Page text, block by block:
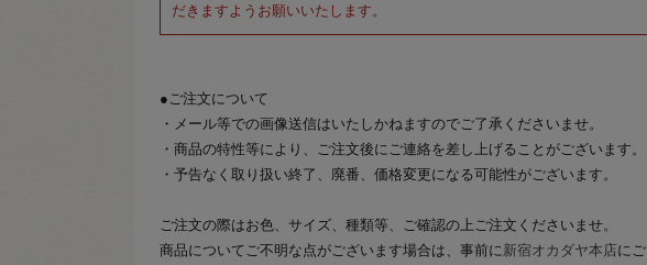
だきますようお願いいたします。
●ご注文について
・メール等での画像送信はいたしかねますのでご了承くださいませ。
・商品の特性等により、ご注文後にご連絡を差し上げることがございます。
・予告なく取り扱い終了、廃番、価格変更になる可能性がございます。
ご注文の際はお色、サイズ、種類等、ご確認の上ご注文くださいませ。
商品についてご不明な点がございます場合は、事前に 新宿オカダヤ本店にご